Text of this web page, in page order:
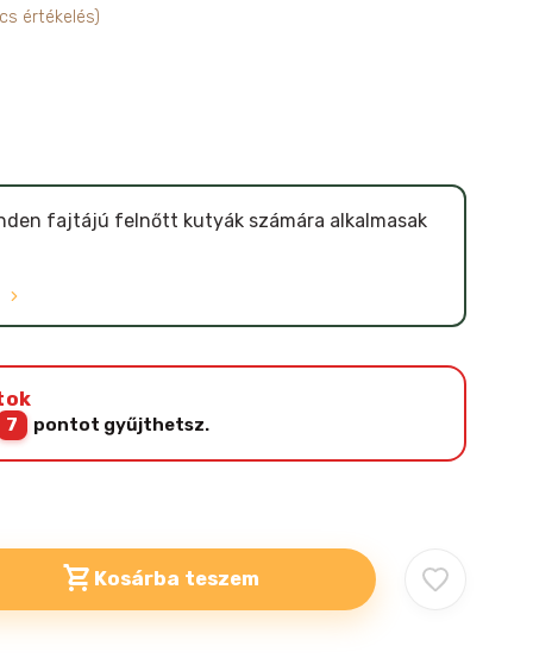
értékelés)
fajtájú felnőtt kutyák számára alkalmasak
7 pontot gyűjthetsz.
Kosárba teszem